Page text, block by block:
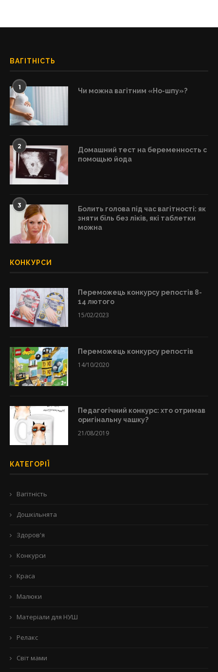
ВАГІТНІСТЬ
1 Чи можна вагітним «Но-шпу»?
2
Домашний тест на беременность с
помощью йода
3
Болить голова під час вагітності: як
зняти біль без ліків, які таблетки
можна
КОНКУРСИ
Переможець конкурсу репостів 8-
14 лютого
15/02/2023
Переможець конкурсу репостів
14/10/2020
Педагогічний конкурс: хто отримав
оригінальну чашку?
21/08/2019
КАТЕГОРІЇ
Вагітність
Дошкільнята
Здоров'я
Конкурси
Краса
Малюки
Матеріали для НУШ
Релакс
Світ мами